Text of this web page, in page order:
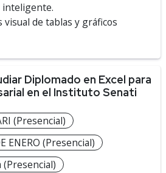
inteligente.
de tablas y gráficos
Diplomado en Excel para
en el Instituto Senati
(Presencial)
ENERO (Presencial)